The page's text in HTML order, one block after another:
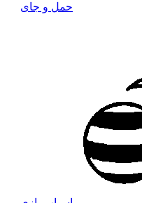
حمل و جای